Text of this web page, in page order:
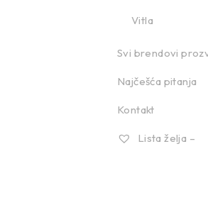
Vitla
Svi brendovi
Najčešća pitanja
Kontakt
Lista želja –